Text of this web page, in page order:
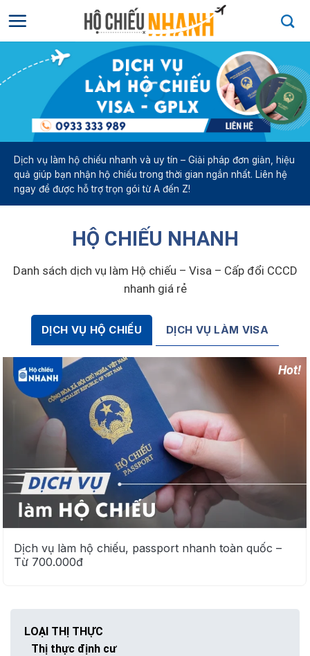
qua
nội
Dịch vụ làm hộ chiếu nhanh và uy tín – Giải pháp đơn giản, hiệu
quả giúp bạn nhận hộ chiếu trong thời gian ngắn nhất. Liên hệ
ngay để được hỗ trợ trọn gói từ A đến Z!
HỘ CHIẾU NHANH
Danh sách dịch vụ làm Hộ chiếu – Visa – Cấp đổi CCCD
nhanh giá rẻ
DỊCH VỤ HỘ CHIẾU DỊCH VỤ LÀM VISA
Dịch vụ làm hộ chiếu, passport nhanh toàn quốc –
Từ 700.000đ
LOẠI THỊ THỰC
Thị thực định cư
Họ và tên *
Điện thoại *
Nhập số điện thoại
cần được tư vấn
Dịch vụ cần tư
vấn*
Tư vấn
cho tôi